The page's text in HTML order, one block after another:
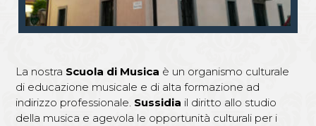
La nostra Scuola di Musica è un organismo culturale
di educazione musicale e di alta formazione ad
indirizzo professionale. Sussidia il diritto allo studio
della musica e agevola le opportunità culturali per i